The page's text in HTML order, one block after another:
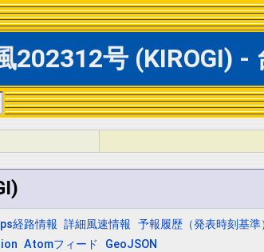
号 (KIROGI) -
経路情報 詳細風速情報 予報履歴（発表時刻基準
Atomフィード GeoJSON